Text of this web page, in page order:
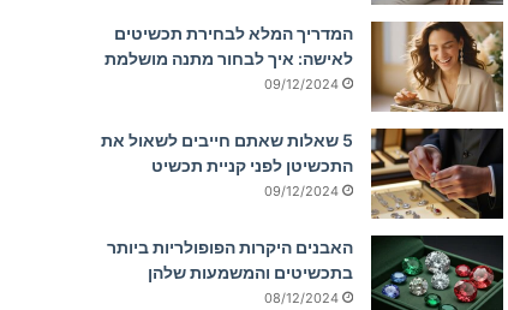
המדריך המלא לבחירת תכשיטים
לאישה: איך לבחור מתנה מושלמת
09/12/2024
5 שאלות שאתם חייבים לשאול את
התכשיטן לפני קניית תכשיט
09/12/2024
האבנים היקרות הפופולריות ביותר
בתכשיטים והמשמעות שלהן
08/12/2024